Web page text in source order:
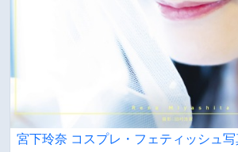
宮下玲奈 コスプレ・フェティッシュ